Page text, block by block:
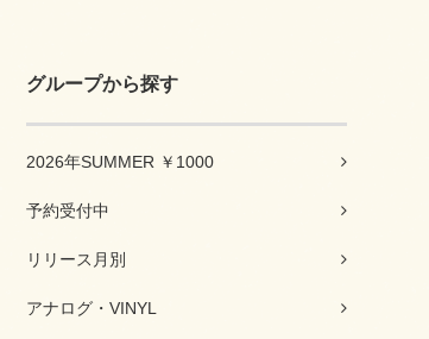
グループから探す
2026年SUMMER ￥1000
予約受付中
リリース月別
アナログ・VINYL